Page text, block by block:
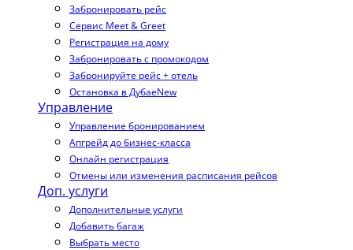
Забронировать рейс
Сервис Meet & Greet
Регистрация на дому
Забронировать с промокодом
Забронируйте рейс + отель
Остановка в ДубаеNew
Управление
Управление бронированием
Апгрейд до бизнес-класса
Онлайн регистрация
Отмены или изменения расписания рейсов
Доп. услуги
Дополнительные услуги
Добавить багаж
Выбрать место